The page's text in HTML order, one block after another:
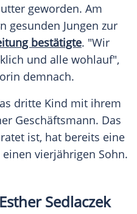
geworden. Am
gesunden Jungen zur
bestätigte. "Wir
und alle wohlauf",
demnach.
dritte Kind mit ihrem
Geschäftsmann. Das
ist, hat bereits eine
vierjährigen Sohn.
Sedlaczek